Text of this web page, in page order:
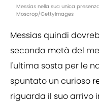
Messias nella sua unica
Moscrop/GettyImages
Messias quindi
seconda metà del
l'ultima sosta per le
spuntato un curioso
riguarda il suo arrivo